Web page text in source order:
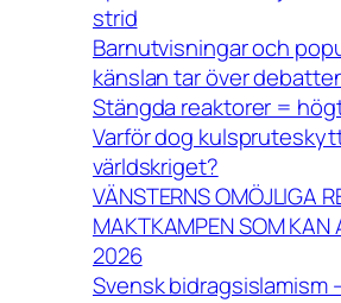
strid
Barnutvisningar och
känslan tar över
Stängda reaktorer =
Varför dog
världskriget?
VÄNSTERNS OMÖJLIGA
MAKTKAMPEN SOM KAN
2026
Svensk bidragsislamism